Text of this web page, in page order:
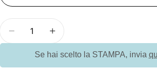
Diminuisci la quantità per
Aumenta la quantità
Se hai scelto la STAMPA, invia